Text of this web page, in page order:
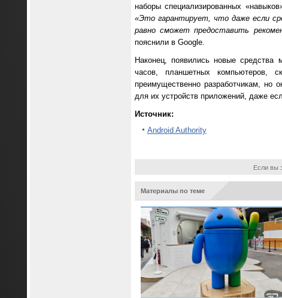
наборы специализированных
«Это гарантирует, что даже если
равно сможет предоставить
пояснили в Google.
Наконец, появились новые средства
часов, планшетных компьютеров,
преимущественно разработчикам, но
для их устройств приложений, даже
Источник:
Android Authority
Если вы
Материалы по теме